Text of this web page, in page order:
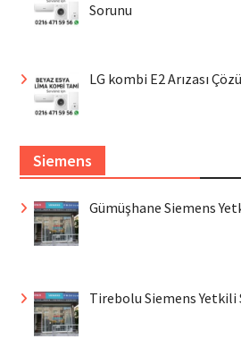
Sorunu
LG kombi E2 Arızası
Siemens
Gümüşhane Siemens
Tirebolu Siemens Yetkili